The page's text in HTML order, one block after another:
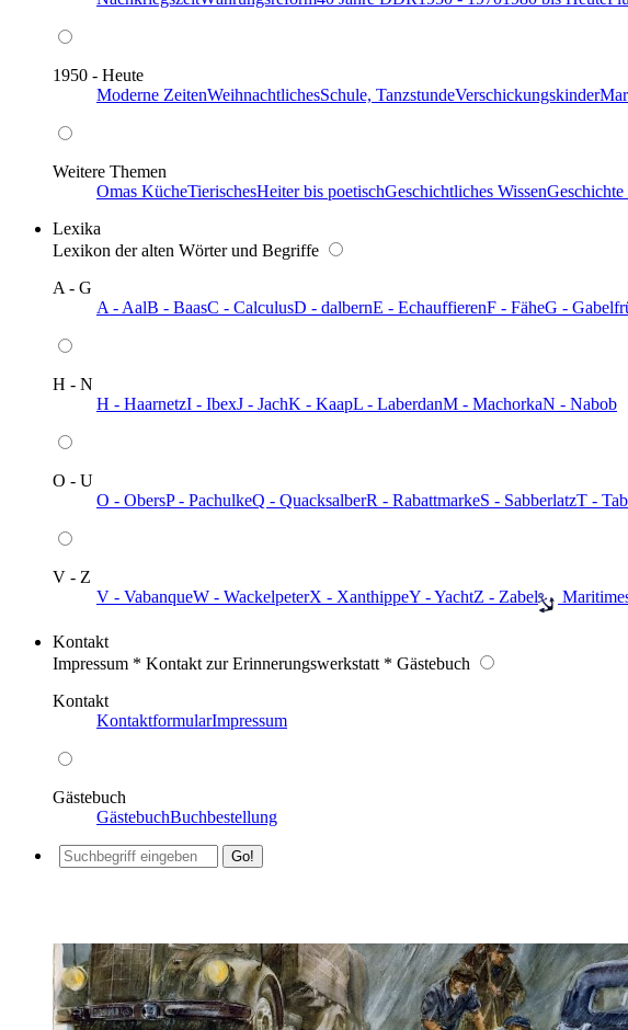
1950 - Heute
Moderne ZeitenWeihnachtlichesSchule, TanzstundeVerschickungskinder
Weitere Themen
Omas KücheTierischesHeiter bis poetischGeschichtliches Wissen
Lexika
Lexikon der alten Wörter und Begriffe
A - G
A - AalB - BaasC - CalculusD - dalbernE - EchauffierenF - FäheG -
H - N
H - HaarnetzI - IbexJ - JachK - KaapL - LaberdanM - MachorkaN - Nabob
O - U
O - ObersP - PachulkeQ - QuacksalberR - RabattmarkeS - SabberlatzT -
V - Z
V - VabanqueW - WackelpeterX - XanthippeY - YachtZ - Zabel
Kontakt
Impressum * Kontakt zur Erinnerungswerkstatt * Gästebuch
Kontakt
KontaktformularImpressum
Gästebuch
GästebuchBuchbestellung